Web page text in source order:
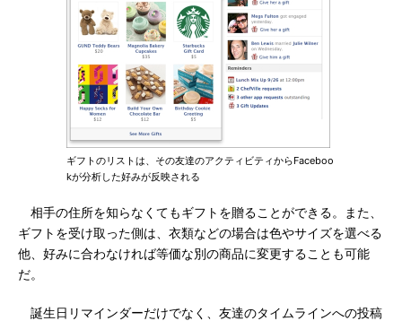
ギフトのリストは、その友達のアクティビティからFaceboo
kが分析した好みが反映される
相手の住所を知らなくてもギフトを贈ることができる。また、
ギフトを受け取った側は、衣類などの場合は色やサイズを選べる
他、好みに合わなければ等価な別の商品に変更することも可能
だ。
誕生日リマインダーだけでなく、友達のタイムラインへの投稿